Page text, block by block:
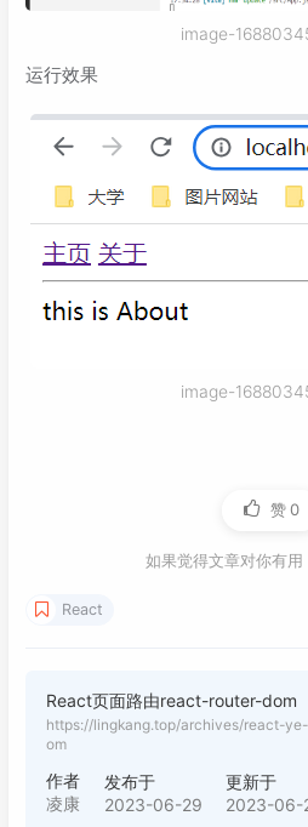
image-
运行效果
image-
赞0
如果觉得文章对你有用
React
React页面路由react-router-dom
https://lingkang.top/archives/react-
om
作者
凌康
发布于
2023-06-29
更新于
2023-06-